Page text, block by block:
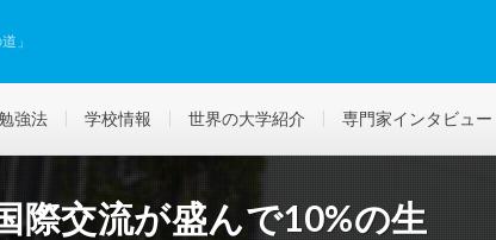
」
強法 学校情報 世界の大学紹介 専門家インタビュー
際交流が盛んで10%の生